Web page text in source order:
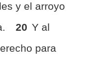
y el arroyo
20 Y al
para